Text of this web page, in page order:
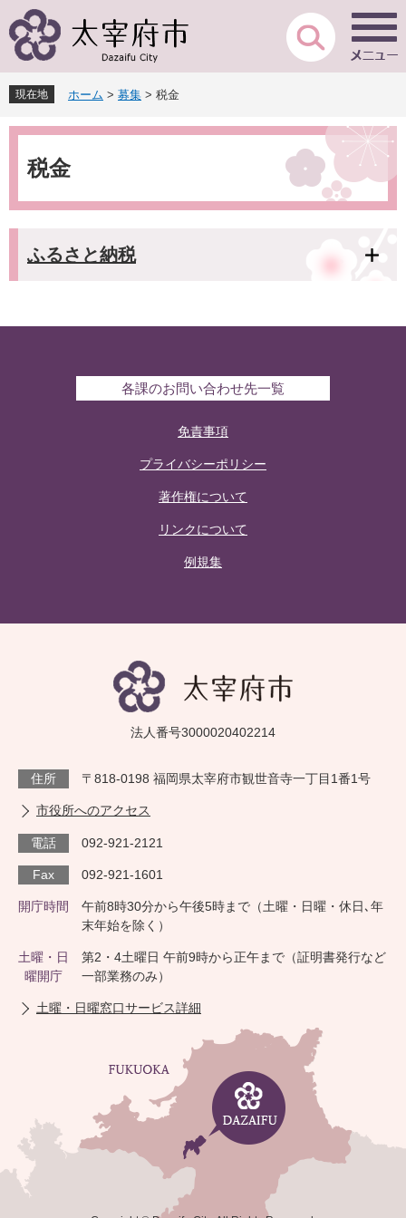
ー
先
頭
で
ニ
を
飛
ば
現在地 ホーム > 募集 > 税金
本
税金
ふるさと納税
各課のお問い合わせ先一覧
免責事項
プライバシーポリシー
著作権について
リンクについて
例規集
法人番号3000020402214
住所 〒818-0198 福岡県太宰府市観世音寺一丁目1番1号
市役所へのアクセス
電話 092-921-2121
Fax 092-921-1601
開庁時間
午前8時30分から午後5時まで（土曜・日曜・休日､年
末年始を除く）
土曜・日
曜開庁
第2・4土曜日 午前9時から正午まで（証明書発行など
一部業務のみ）
土曜・日曜窓口サービス詳細